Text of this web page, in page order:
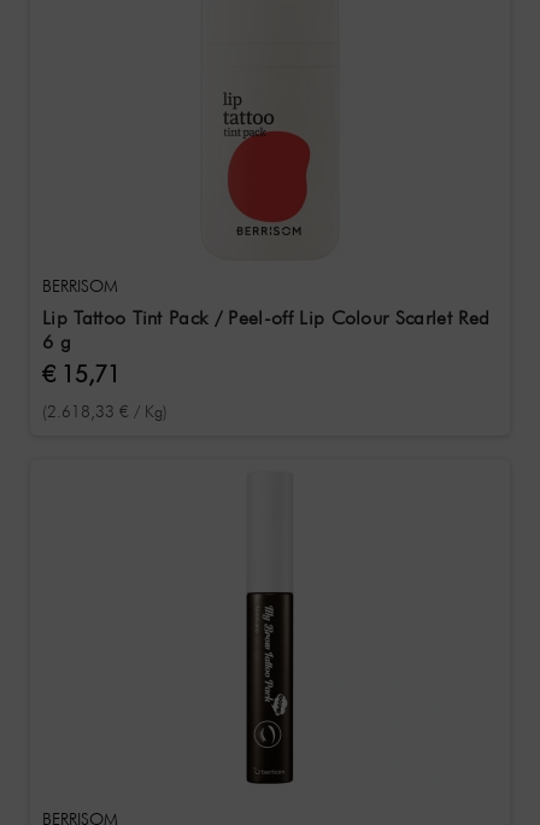
BERRISOM
Lip Tattoo Tint Pack / Peel-off Lip Colour Scarlet Red
6 g
€ 15,71
(2.618,33 € / Kg)
BERRISOM